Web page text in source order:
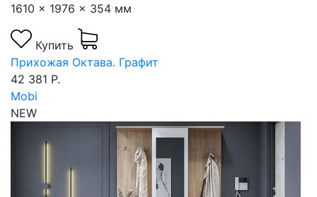
1610 x 1976 x 354 мм
Купить
Прихожая Октава. Графит
42 381 Р.
Mobi
NEW